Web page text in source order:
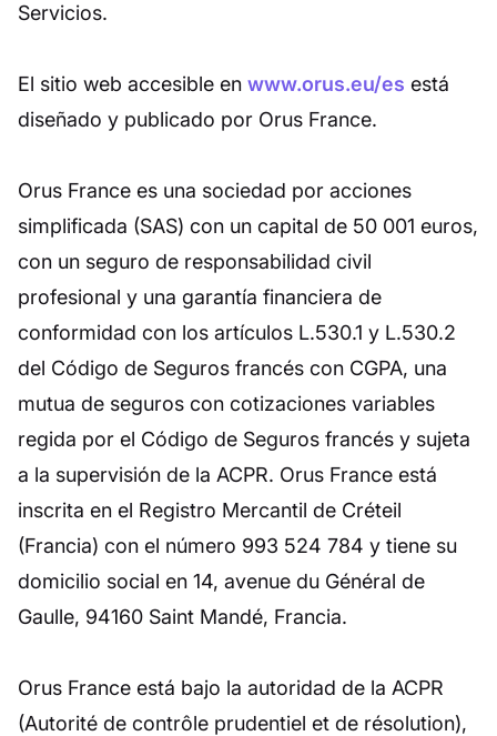
Servicios.
El sitio web accesible en www.orus.eu/es está
diseñado y publicado por Orus France.
Orus France es una sociedad por acciones
simplificada (SAS) con un capital de 50 001 euros,
con un seguro de responsabilidad civil
profesional y una garantía financiera de
conformidad con los artículos L.530.1 y L.530.2
del Código de Seguros francés con CGPA, una
mutua de seguros con cotizaciones variables
regida por el Código de Seguros francés y sujeta
a la supervisión de la ACPR. Orus France está
inscrita en el Registro Mercantil de Créteil
(Francia) con el número 993 524 784 y tiene su
domicilio social en 14, avenue du Général de
Gaulle, 94160 Saint Mandé, Francia.
Orus France está bajo la autoridad de la ACPR
(Autorité de contrôle prudentiel et de résolution),